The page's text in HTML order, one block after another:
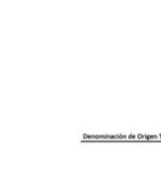
Semana
del Duero